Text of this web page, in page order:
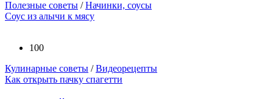
Полезные советы /Начинки, соусы
Соус из алычи к мясу
100
Кулинарные советы /Видеорецепты
Как открыть пачку спагетти